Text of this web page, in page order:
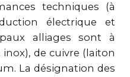
techniques (à
électrique et
alliages sont à
de cuivre (laiton
La désignation des